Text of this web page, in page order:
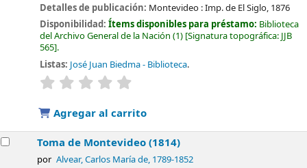
Detalles de publicación: Montevideo :Imp. de El Siglo, 1876
Disponibilidad:Ítems disponibles para préstamo: Biblioteca
del Archivo General de la Nación (1) Signatura topográfica: JJB
565 .
Listas: José Juan Biedma - Biblioteca.
valoración
Agregar al carrito
Toma de Montevideo (1814)
por Alvear, Carlos María de, 1789-1852